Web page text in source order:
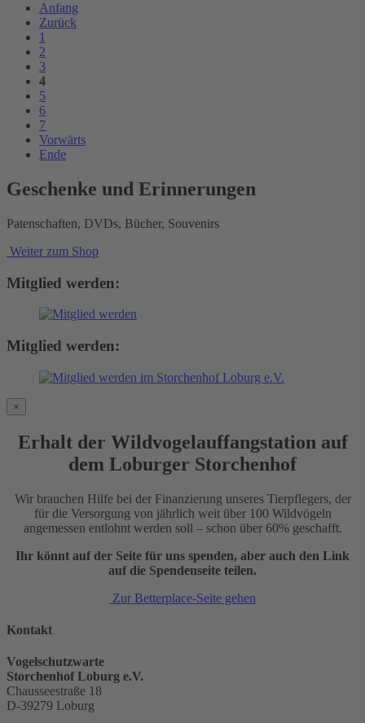
Anfang
Zurück
1
2
3
4
5
6
7
Vorwärts
Ende
Geschenke und Erinnerungen
Patenschaften, DVDs, Bücher, Souvenirs
Weiter zum Shop
Mitglied werden:
Mitglied werden:
×
Erhalt der Wildvogelauffangstation auf
dem Loburger Storchenhof
Wir brauchen Hilfe bei der Finanzierung unseres Tierpflegers, der
für die Versorgung von jährlich weit über 100 Wildvögeln
angemessen entlohnt werden soll – schon über 60% geschafft.
Ihr könnt auf der Seite für uns spenden, aber auch den Link
auf die Spendenseite teilen.
Zur Betterplace-Seite gehen
Kontakt
Vogelschutzwarte
Storchenhof Loburg e.V.
Chausseestraße 18
D-39279 Loburg